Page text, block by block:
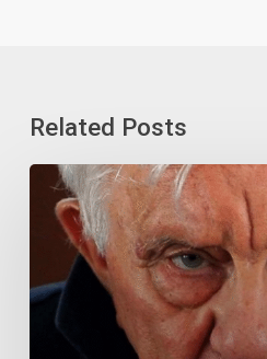
Related Posts
Cordoglio
per
scomparsa
di
Don